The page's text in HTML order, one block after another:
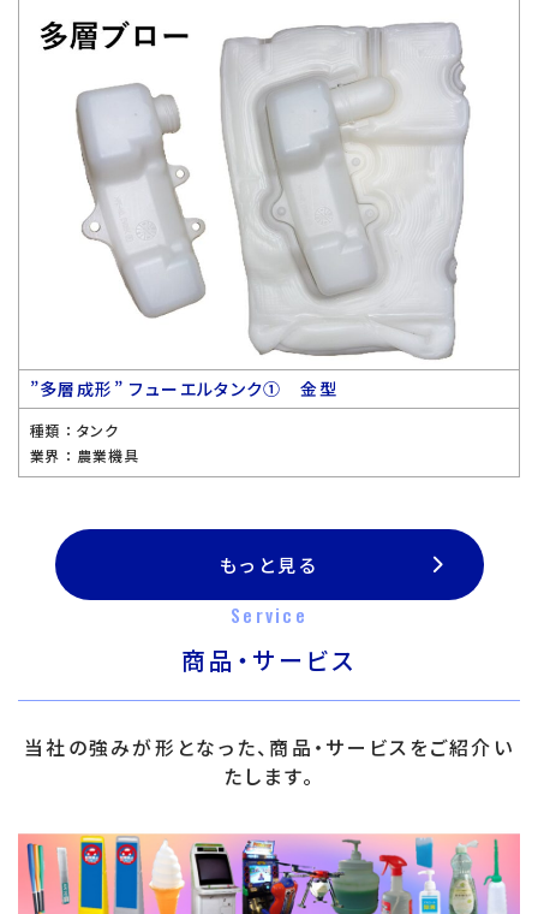
”多層成形” フューエルタンク① 金型
種類 ： タンク
業界 ： 農業機具
もっと見る
Service
商品・サービス
当社の強みが形となった、商品・サービスをご紹介い
たします。